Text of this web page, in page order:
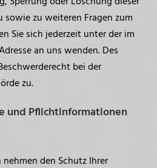
sowie zu weiteren Fragen zum
Sie sich jederzeit unter der im
an uns wenden. Des
bei der
zu.
und Pflichtinformationen
den Schutz Ihrer